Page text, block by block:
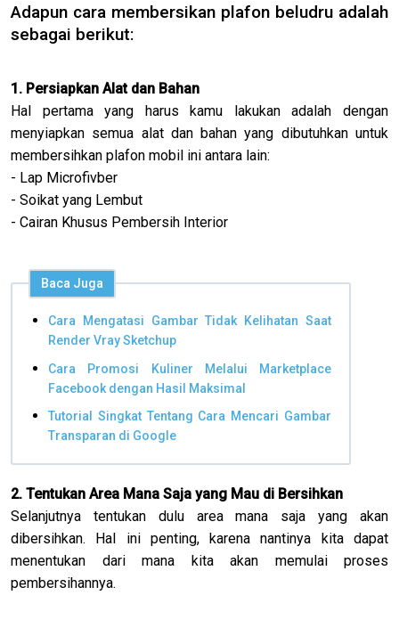
Adapun cara membersikan plafon beludru adalah
sebagai berikut:
1. Persiapkan Alat dan Bahan
Hal pertama yang harus kamu lakukan adalah dengan
menyiapkan semua alat dan bahan yang dibutuhkan untuk
membersihkan plafon mobil ini antara lain:
- Lap Microfivber
- Soikat yang Lembut
- Cairan Khusus Pembersih Interior
Baca Juga
Cara Mengatasi Gambar Tidak Kelihatan Saat
Render Vray Sketchup
Cara Promosi Kuliner Melalui Marketplace
Facebook dengan Hasil Maksimal
Tutorial Singkat Tentang Cara Mencari Gambar
Transparan di Google
2. Tentukan Area Mana Saja yang Mau di Bersihkan
Selanjutnya tentukan dulu area mana saja yang akan
dibersihkan. Hal ini penting, karena nantinya kita dapat
menentukan dari mana kita akan memulai proses
pembersihannya.